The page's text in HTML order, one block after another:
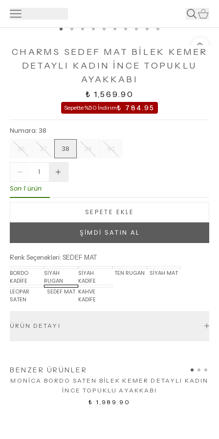
CHARMS SEDEF MAT BİLEK KEMER
DETAYLI KADIN İNCE TOPUKLU
AYAKKABI
₺ 1,569.90
Sepette %50 İndirim₺ 784.95
Numara: 38
36
37 38 39 40
Son 1 ürün
SEPETE EKLE
ŞİMDİ SATIN AL
Renk Seçenekleri: SEDEF MAT
BORDO
KADİFE
SİYAH
RUGAN
SİYAH
KADİFE
TEN RUGAN SİYAH MAT
LEOPAR
SATEN
SEDEF MAT KAHVE
KADİFE
ÜRÜN DETAYI
BENZER ÜRÜNLER
MONİCA BORDO SATEN BİLEK KEMER DETAYLI KADIN
İNCE TOPUKLU AYAKKABI
₺ 1,989.90